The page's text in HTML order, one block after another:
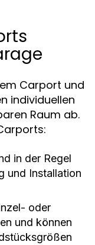
Carport und
individuellen
Raum ab.
in der Regel
und Installation
oder
und können